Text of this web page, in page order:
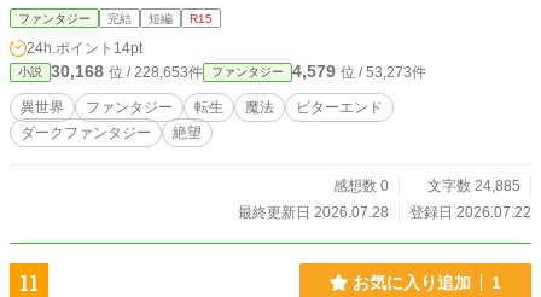
い難民たちと暮らすうち、明日のためにパンを残し、南の林檎を食べたいと思い
始める。 だが町を守る白炎は、毎年四十八人の名を奪わなければ維持できな
い。大灯礼の日、仲間の少年リュカも名炉へ連れ去られる。 一度死を選んだ男
が、ようやく「生きたい」と願うまでの物語。 彼の二度目の死を、救いとは呼
ばない。 ※本作は自死を題材に含みます。具体的な方法の描写はありません。
暴力・残酷描写があります。 ※小説家になろう様でも連載しております
ファンタジー 完結 短編 R15
24h.ポイント 14pt
小説 30,168 位 / 228,653件 ファンタジー 4,579 位 / 53,273件
異世界 ファンタジー 転生 魔法
ビターエンド
ダークファンタジー
絶望
感想数 0
文字数 24,885
最終更新日 2026.07.28
登録日 2026.07.22
11 お気に入り追加 1